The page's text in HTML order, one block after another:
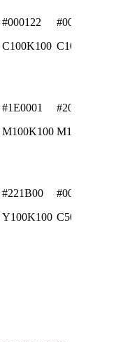
#000122
C100K100
#000114
C100M50K100
#1E0001
M100K100
#200001
M100Y50K100
#221B00
Y100K100
#001500
C50Y100K100